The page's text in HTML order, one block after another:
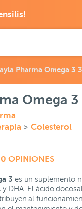
Pharma Omega 3
Omega
> Colesterol
0 OPINIONES
3 es un suplemento
y DHA. El ácido
al